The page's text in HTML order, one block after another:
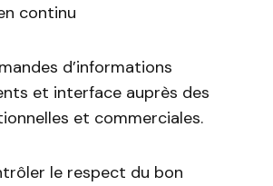
continu
d’informations
et interface auprès des
et commerciales.
le respect du bon